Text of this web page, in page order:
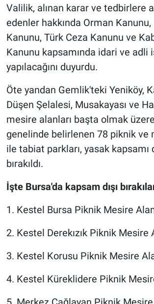
Valilik, alınan karar ve tedbirlere
edenler hakkında Orman
Kanunu, Türk Ceza Kanunu ve
Kanunu kapsamında idari ve adli
yapılacağını duyurdu.
Öte yandan Gemlik'teki Yeniköy,
Düşen Şelalesi, Musakayası ve
mesire alanları başta olmak
genelinde belirlenen 78 piknik ve
ile tabiat parkları, yasak kapsamı
bırakıldı.
İşte Bursa'da kapsam dışı
1. Kestel Bursa Piknik Mesire
2. Kestel Derekızık Piknik Mesire
3. Kestel Korusu Piknik Mesire
4. Kestel Küreklidere Piknik